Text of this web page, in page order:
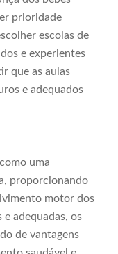
prioridade
escolas de
e experientes
que as aulas
e adequados
uma
proporcionando
motor dos
e adequadas, os
de vantagens